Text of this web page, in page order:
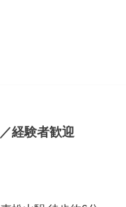
経験者歓迎